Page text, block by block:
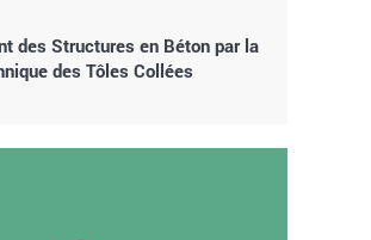
des Structures en Béton par la
des Tôles Collées